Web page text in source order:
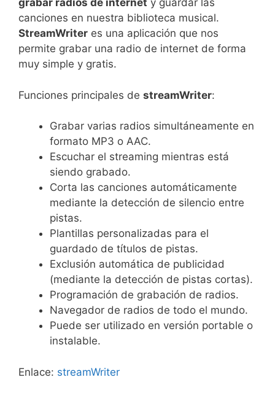
grabar radios de internet y guardar las
canciones en nuestra biblioteca musical.
StreamWriter es una aplicación que nos
permite grabar una radio de internet de forma
muy simple y gratis.
Funciones principales de streamWriter:
Grabar varias radios simultáneamente en
formato MP3 o AAC.
Escuchar el streaming mientras está
siendo grabado.
Corta las canciones automáticamente
mediante la detección de silencio entre
pistas.
Plantillas personalizadas para el
guardado de títulos de pistas.
Exclusión automática de publicidad
(mediante la detección de pistas cortas).
Programación de grabación de radios.
Navegador de radios de todo el mundo.
Puede ser utilizado en versión portable o
instalable.
Enlace: streamWriter